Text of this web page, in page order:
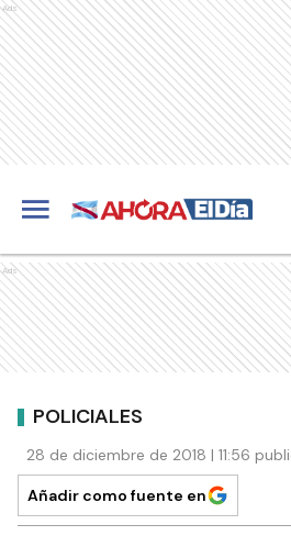
Ads
Ads
POLICIALES
28 de diciembre de 2018 | 11:56
Añadir como fuente en